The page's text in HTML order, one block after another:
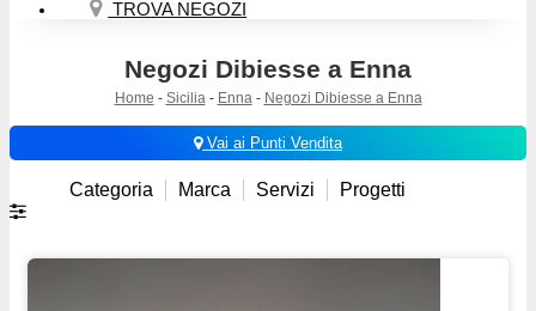
TROVA NEGOZI
Negozi Dibiesse a Enna
Home - Sicilia- Enna- Negozi Dibiesse a Enna
Vai ai Punti Vendita
Categoria Marca Servizi Progetti